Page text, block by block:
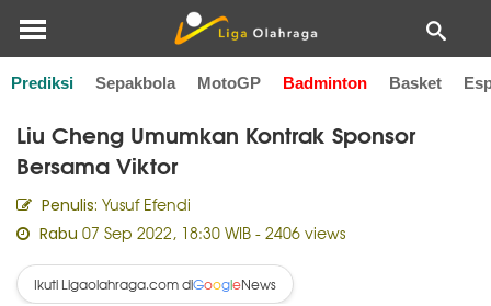
Prediksi Sepakbola MotoGP Badminton Basket
Home Badminton
Liu Cheng Umumkan Kontrak Sponsor
Bersama Viktor
Penulis: Yusuf Efendi
Rabu 07 Sep 2022, 18:30 WIB - 2406 views
Ikuti Ligaolahraga.com diGoogleNews